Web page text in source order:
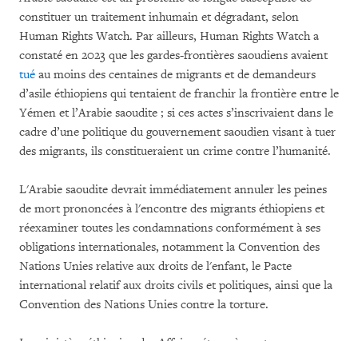
constituer un traitement inhumain et dégradant, selon
Human Rights Watch. Par ailleurs, Human Rights Watch a
constaté en 2023 que les gardes-frontières saoudiens avaient
tué au moins des centaines de migrants et de demandeurs
d’asile éthiopiens qui tentaient de franchir la frontière entre le
Yémen et l’Arabie saoudite ; si ces actes s’inscrivaient dans le
cadre d’une politique du gouvernement saoudien visant à tuer
des migrants, ils constitueraient un crime contre l’humanité.
L'Arabie saoudite devrait immédiatement annuler les peines
de mort prononcées à l'encontre des migrants éthiopiens et
réexaminer toutes les condamnations conformément à ses
obligations internationales, notamment la Convention des
Nations Unies relative aux droits de l'enfant, le Pacte
international relatif aux droits civils et politiques, ainsi que la
Convention des Nations Unies contre la torture.